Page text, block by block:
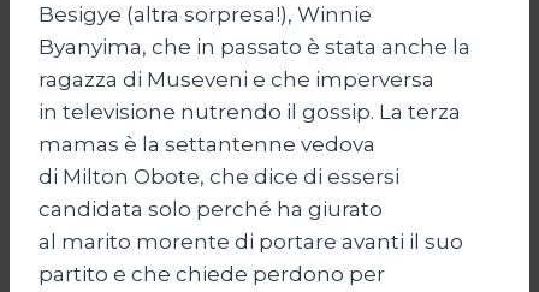
Besigye (altra sorpresa!), Winnie
Byanyima, che in passato è stata anche la
ragazza di Museveni e che imperversa
in televisione nutrendo il gossip. La terza
mamas è la settantenne vedova
di Milton Obote, che dice di essersi
candidata solo perché ha giurato
al marito morente di portare avanti il suo
partito e che chiede perdono per